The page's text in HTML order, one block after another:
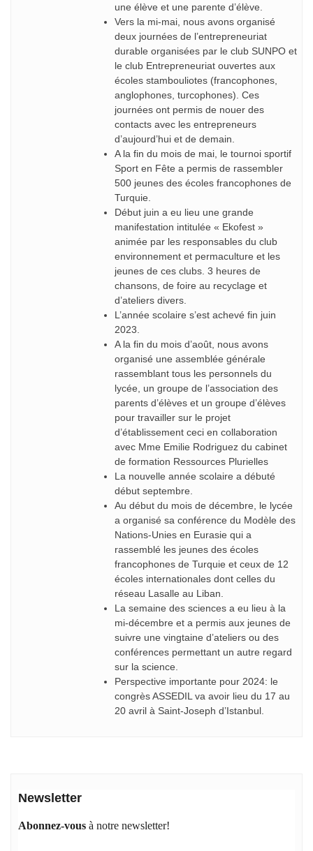
une élève et une parente d’élève.
Vers la mi-mai, nous avons organisé
deux journées de l’entrepreneuriat
durable organisées par le club SUNPO et
le club Entrepreneuriat ouvertes aux
écoles stambouliotes (francophones,
anglophones, turcophones). Ces
journées ont permis de nouer des
contacts avec les entrepreneurs
d’aujourd’hui et de demain.
A la fin du mois de mai, le tournoi sportif
Sport en Fête a permis de rassembler
500 jeunes des écoles francophones de
Turquie.
Début juin a eu lieu une grande
manifestation intitulée « Ekofest »
animée par les responsables du club
environnement et permaculture et les
jeunes de ces clubs. 3 heures de
chansons, de foire au recyclage et
d’ateliers divers.
L’année scolaire s’est achevé fin juin
2023.
A la fin du mois d’août, nous avons
organisé une assemblée générale
rassemblant tous les personnels du
lycée, un groupe de l’association des
parents d’élèves et un groupe d’élèves
pour travailler sur le projet
d’établissement ceci en collaboration
avec Mme Emilie Rodriguez du cabinet
de formation Ressources Plurielles
La nouvelle année scolaire a débuté
début septembre.
Au début du mois de décembre, le lycée
a organisé sa conférence du Modèle des
Nations-Unies en Eurasie qui a
rassemblé les jeunes des écoles
francophones de Turquie et ceux de 12
écoles internationales dont celles du
réseau Lasalle au Liban.
La semaine des sciences a eu lieu à la
mi-décembre et a permis aux jeunes de
suivre une vingtaine d’ateliers ou des
conférences permettant un autre regard
sur la science.
Perspective importante pour 2024: le
congrès ASSEDIL va avoir lieu du 17 au
20 avril à Saint-Joseph d’Istanbul.
Newsletter
Abonnez-vous à notre newsletter!